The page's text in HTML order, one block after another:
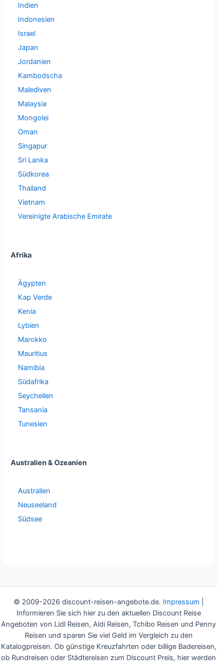
Indien
Indonesien
Israel
Japan
Jordanien
Kambodscha
Malediven
Malaysia
Mongolei
Oman
Singapur
Sri Lanka
Südkorea
Thailand
Vietnam
Vereinigte Arabische Emirate
Afrika
Ägypten
Kap Verde
Kenia
Lybien
Marokko
Mauritius
Namibia
Südafrika
Seychellen
Tansania
Tunesien
Australien & Ozeanien
Australien
Neuseeland
Südsee
© 2009-2026 discount-reisen-angebote.de. Impressum
Informieren Sie sich hier zu den aktuellen Discount Reise
Angeboten von Lidl Reisen, Aldi Reisen, Tchibo Reisen und Penny
Reisen und sparen Sie viel Geld im Vergleich zu den
Katalogpreisen. Ob günstige Kreuzfahrten oder billige Badereisen,
ob Rundreisen oder Städtereisen zum Discount Preis, hier werden